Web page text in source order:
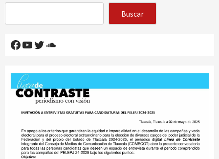
Buscar
Facebook
YouTube
Twitter
SoundCloud